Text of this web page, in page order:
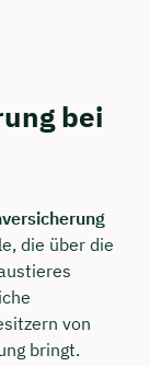
bei
die über die
von
bringt.